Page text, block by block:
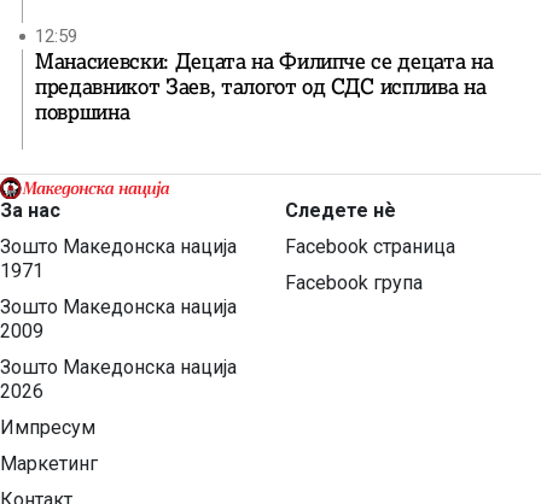
12:59
Манасиевски: Децата на Филипче се децата на
предавникот Заев, талогот од СДС исплива на
површина
За нас
Зошто Македонска нација
1971
Зошто Македонска нација
2009
Зошто Македонска нација
2026
Импресум
Маркетинг
Следете нѐ
Facebook страница
Facebook група